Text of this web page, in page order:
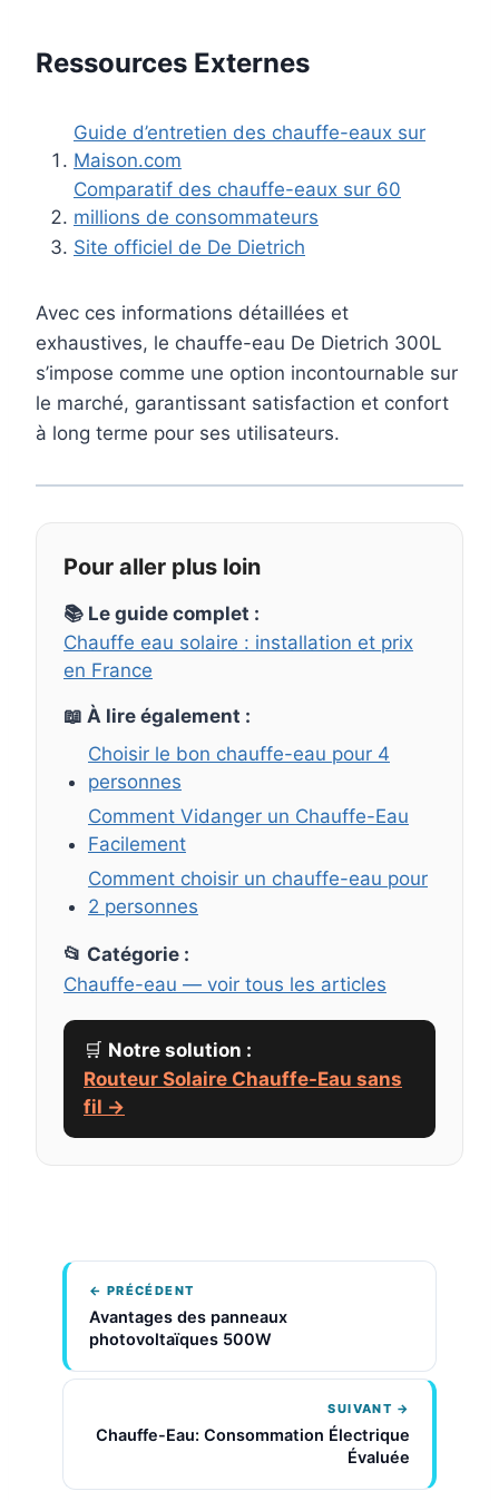
Ressources Externes
Guide d’entretien des chauffe-eaux sur
Maison.com
Comparatif des chauffe-eaux sur 60
millions de consommateurs
Site officiel de De Dietrich
Avec ces informations détaillées et
exhaustives, le chauffe-eau De Dietrich 300L
s’impose comme une option incontournable sur
le marché, garantissant satisfaction et confort
à long terme pour ses utilisateurs.
Pour aller plus loin
📚 Le guide complet :
Chauffe eau solaire : installation et prix
en France
📖 À lire également :
Choisir le bon chauffe-eau pour 4
personnes
Comment Vidanger un Chauffe-Eau
Facilement
Comment choisir un chauffe-eau pour
2 personnes
📂 Catégorie :
Chauffe-eau — voir tous les articles
🛒 Notre solution :
Routeur Solaire Chauffe-Eau sans
fil →
← PRÉCÉDENT
Avantages des panneaux
photovoltaïques 500W
SUIVANT →
Chauffe-Eau: Consommation Électrique
Évaluée